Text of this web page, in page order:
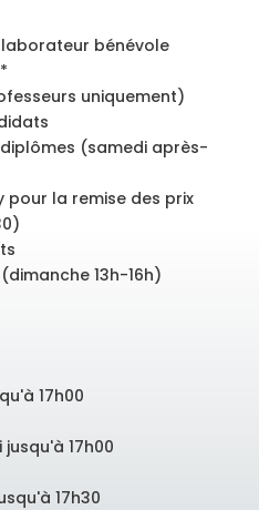
bénévole
*
uniquement)
(samedi après-
pour la remise des prix
13h-16h)
17h00
17h00
17h30